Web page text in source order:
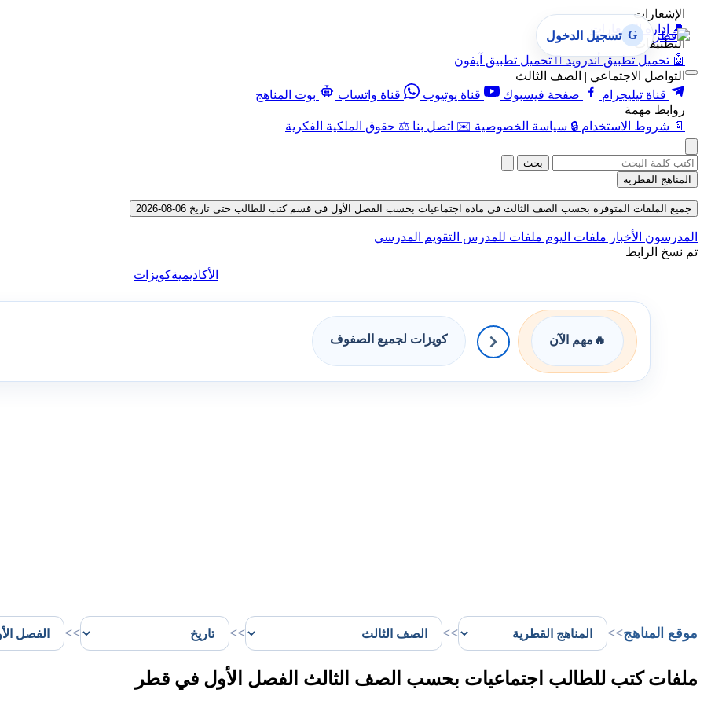
الإشعارات
🔔 إدارة الإشعارات
التطبيقات
🤖 تحميل تطبيق أندرويد  تحميل تطبيق آيفون
التواصل الاجتماعي | الصف الثالث
قناة تيليجرام
صفحة فيسبوك قناة يوتيوب قناة واتساب
بوت المناهج
روابط مهمة
📄 شروط الاستخدام 🔒 سياسة الخصوصية ✉️ اتصل بنا ⚖️ حقوق الملكية الفكرية
G تسجيل الدخول
بحث
المناهج القطرية
جميع الملفات المتوفرة بحسب الصف الثالث في مادة اجتماعيات بحسب الفصل الأول في قسم كتب للطالب حتى تاريخ 06-08-2026
المدرسون الأخبار ملفات اليوم ملفات للمدرس التقويم المدرسي
تم نسخ الرابط
الأكاديميةكويزات
🔥 مهم الآن كويزات لجميع الصفوف
موقع المناهج>>
>>
>>
>>
ملفات كتب للطالب اجتماعيات بحسب الصف الثالث الفصل الأول في قطر